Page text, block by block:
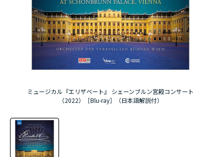
ミュージカル『エリザベート』 シェーンブルン宮殿コンサート
（2022）［Blu-ray］（日本語解説付）